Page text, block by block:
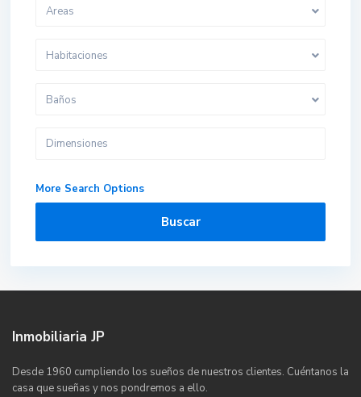
Areas
Habitaciones
Baños
More Search Options
Buscar
Inmobiliaria JP
Desde 1960 cumpliendo los sueños de nuestros clientes. Cuéntanos la
casa que sueñas y nos pondremos a ello.